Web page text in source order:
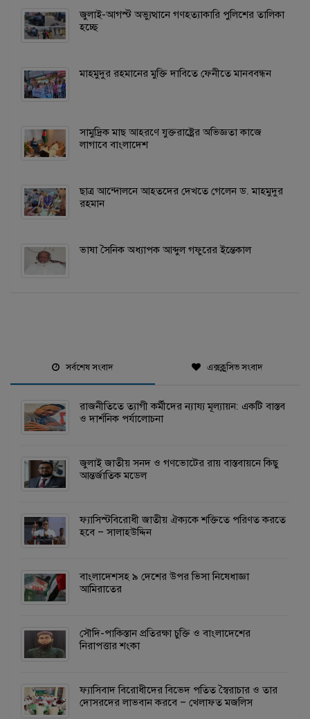
জুলাই-আগস্ট অভ্যুত্থানে গণহত্যাকারি পুলিশের তালিকা
হচ্ছে
মাহমুদুর রহমানের মুক্তি দাবিতে ফেনীতে মানববন্ধন
সামুদ্রিক মাছ আহরণে যুক্তরাষ্ট্রের অভিজ্ঞতা কাজে
লাগাবে বাংলাদেশ
ছাত্র আন্দোলনে আহতদের দেখতে গেলেন ড. মাহমুদুর
রহমান
ভাষা সৈনিক অধ্যাপক আব্দুল গফুরের ইন্তেকাল
সর্বশেষ সংবাদ এক্সক্লুসিভ সংবাদ
রাজনীতিতে ত্যাগী কর্মীদের ন্যায্য মূল্যায়ন: একটি বাস্তব
ও দার্শনিক পর্যালোচনা
জুলাই জাতীয় সনদ ও গণভোটের রায় বাস্তবায়নে কিছু
আন্তর্জাতিক মডেল
ফ্যাসিস্টবিরোধী জাতীয় ঐক্যকে শক্তিতে পরিণত করতে
হবে – সালাহউদ্দিন
বাংলাদেশসহ ৯ দেশের উপর ভিসা নিষেধাজ্ঞা
আমিরাতের
সৌদি-পাকিস্তান প্রতিরক্ষা চুক্তি ও বাংলাদেশের
নিরাপত্তার শংকা
ফ্যাসিবাদ বিরোধীদের বিভেদ পতিত স্বৈরাচার ও তার
দোসরদের লাভবান করবে – খেলাফত মজলিস